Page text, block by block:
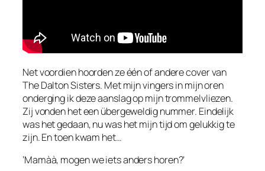
Net voordien hoorden ze één of andere cover van
The Dalton Sisters. Met mijn vingers in mijn oren
onderging ik deze aanslag op mijn trommelvliezen.
Zij vonden het een übergeweldig nummer. Eindelijk
was het gedaan, nu was het mijn tijd om gelukkig te
zijn. En toen kwam het…
‘Mamàà, mogen we iets anders horen?’